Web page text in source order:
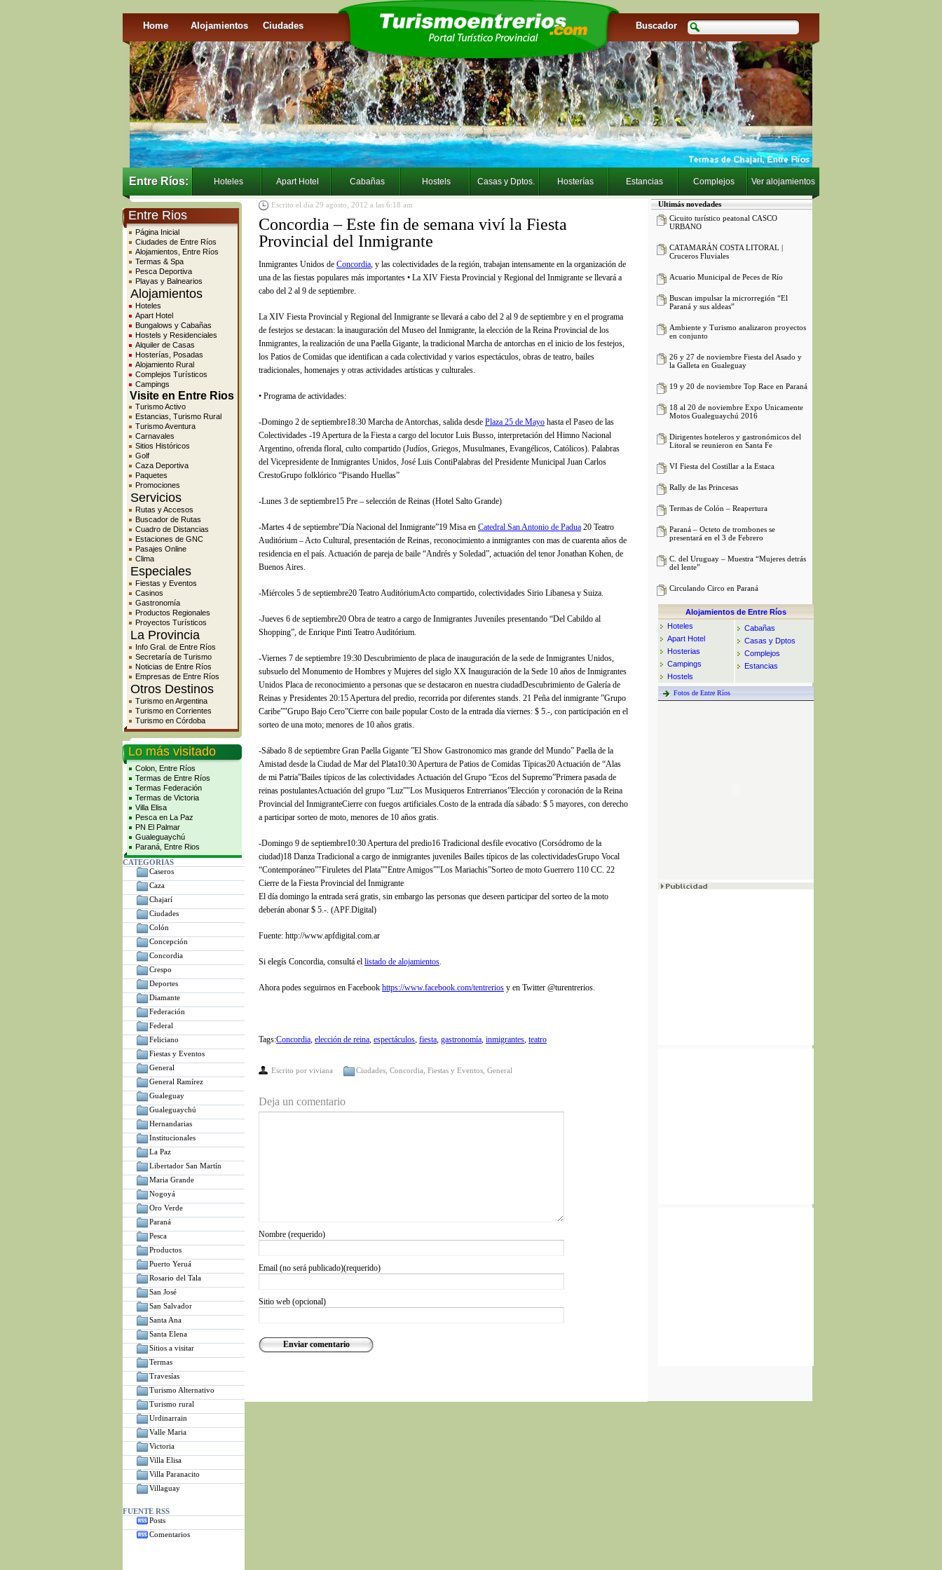
Home Alojamientos Ciudades Buscador
Entre Ríos: Hoteles Apart Hotel Cabañas Hostels Casas y Dptos. Hosterías Estancias Complejos Ver alojamientos
Entre Rios
Página Inicial
Ciudades de Entre Ríos
Alojamientos, Entre Ríos
Termas & Spa
Pesca Deportiva
Playas y Balnearios
Alojamientos
Hoteles
Apart Hotel
Bungalows y Cabañas
Hostels y Residenciales
Alquiler de Casas
Hosterías, Posadas
Alojamiento Rural
Complejos Turísticos
Campings
Visite en Entre Rios
Turismo Activo
Estancias, Turismo Rural
Turismo Aventura
Carnavales
Sitios Históricos
Golf
Caza Deportiva
Paquetes
Promociones
Servicios
Rutas y Accesos
Buscador de Rutas
Cuadro de Distancias
Estaciones de GNC
Pasajes Online
Clima
Especiales
Fiestas y Eventos
Casinos
Gastronomía
Productos Regionales
Proyectos Turísticos
La Provincia
Info Gral. de Entre Ríos
Secretaría de Turismo
Noticias de Entre Ríos
Empresas de Entre Ríos
Otros Destinos
Turismo en Argentina
Turismo en Corrientes
Turismo en Córdoba
Lo más visitado
Colon, Entre Ríos
Termas de Entre Ríos
Termas Federación
Termas de Victoria
Villa Elisa
Pesca en La Paz
PN El Palmar
Gualeguaychú
Paraná, Entre Rios
CATEGORÍAS
Caseros
Caza
Chajarí
Ciudades
Colón
Concepción
Concordia
Crespo
Deportes
Diamante
Federación
Federal
Feliciano
Fiestas y Eventos
General
General Ramírez
Gualeguay
Gualeguaychú
Hernandarias
Institucionales
La Paz
Libertador San Martín
Maria Grande
Nogoyá
Oro Verde
Paraná
Pesca
Productos
Puerto Yeruá
Rosario del Tala
San José
San Salvador
Santa Ana
Santa Elena
Sitios a visitar
Termas
Travesías
Turismo Alternativo
Turismo rural
Urdinarrain
Valle Maria
Victoria
Villa Elisa
Villa Paranacito
Villaguay
FUENTE RSS
Posts
Comentarios
Escrito el día 29 agosto, 2012 a las 6:18 am
Concordia – Este fin de semana viví la Fiesta
Provincial del Inmigrante
Inmigrantes Unidos de Concordia, y las colectividades de la región, trabajan intensamente en la organización de
una de las fiestas populares más importantes • La XIV Fiesta Provincial y Regional del Inmigrante se llevará a
cabo del 2 al 9 de septiembre.
La XIV Fiesta Provincial y Regional del Inmigrante se llevará a cabo del 2 al 9 de septiembre y en el programa
de festejos se destacan: la inauguración del Museo del Inmigrante, la elección de la Reina Provincial de los
Inmigrantes, la realización de una Paella Gigante, la tradicional Marcha de antorchas en el inicio de los festejos,
los Patios de Comidas que identifican a cada colectividad y varios espectáculos, obras de teatro, bailes
tradicionales, homenajes y otras actividades artísticas y culturales.
• Programa de actividades:
-Domingo 2 de septiembre18:30 Marcha de Antorchas, salida desde Plaza 25 de Mayo hasta el Paseo de las
Colectividades -19 Apertura de la Fiesta a cargo del locutor Luis Busso, interpretación del Himno Nacional
Argentino, ofrenda floral, culto compartido (Judíos, Griegos, Musulmanes, Evangélicos, Católicos). Palabras
del Vicepresidente de Inmigrantes Unidos, José Luis ContiPalabras del Presidente Municipal Juan Carlos
CrestoGrupo folklórico “Pisando Huellas”
-Lunes 3 de septiembre15 Pre – selección de Reinas (Hotel Salto Grande)
-Martes 4 de septiembre”Día Nacional del Inmigrante”19 Misa en Catedral San Antonio de Padua 20 Teatro
Auditórium – Acto Cultural, presentación de Reinas, reconocimiento a inmigrantes con mas de cuarenta años de
residencia en el país. Actuación de pareja de baile “Andrés y Soledad”, actuación del tenor Jonathan Kohen, de
Buenos Aires.
-Miércoles 5 de septiembre20 Teatro AuditóriumActo compartido, colectividades Sirio Libanesa y Suiza.
-Jueves 6 de septiembre20 Obra de teatro a cargo de Inmigrantes Juveniles presentando “Del Cabildo al
Shopping”, de Enrique Pinti Teatro Auditórium.
-Viernes 7 de septiembre 19:30 Descubrimiento de placa de inauguración de la sede de Inmigrantes Unidos,
subsuelo del Monumento de Hombres y Mujeres del siglo XX Inauguración de la Sede 10 años de Inmigrantes
Unidos Placa de reconocimiento a personas que se destacaron en nuestra ciudadDescubrimiento de Galería de
Reinas y Presidentes 20:15 Apertura del predio, recorrida por diferentes stands. 21 Peña del inmigrante ”Grupo
Caribe”"Grupo Bajo Cero”Cierre con baile popular Costo de la entrada día viernes: $ 5.-, con participación en el
sorteo de una moto; menores de 10 años gratis.
-Sábado 8 de septiembre Gran Paella Gigante ”El Show Gastronomico mas grande del Mundo” Paella de la
Amistad desde la Ciudad de Mar del Plata10:30 Apertura de Patios de Comidas Típicas20 Actuación de “Alas
de mi Patria”Bailes típicos de las colectividades Actuación del Grupo “Ecos del Supremo”Primera pasada de
reinas postulantesActuación del grupo “Luz”"Los Musiqueros Entrerrianos”Elección y coronación de la Reina
Provincial del InmigranteCierre con fuegos artificiales.Costo de la entrada día sábado: $ 5 mayores, con derecho
a participar sorteo de moto, menores de 10 años gratis.
-Domingo 9 de septiembre10:30 Apertura del predio16 Tradicional desfile evocativo (Corsódromo de la
ciudad)18 Danza Tradicional a cargo de inmigrantes juveniles Bailes típicos de las colectividadesGrupo Vocal
“Contemporáneo”"Firuletes del Plata”"Entre Amigos”"Los Mariachis”Sorteo de moto Guerrero 110 CC. 22
Cierre de la Fiesta Provincial del Inmigrante
El día domingo la entrada será gratis, sin embargo las personas que deseen participar del sorteo de la moto
deberán abonar $ 5.-. (APF.Digital)
Fuente: http://www.apfdigital.com.ar
Si elegís Concordia, consultá el listado de alojamientos.
Ahora podes seguirnos en Facebook https://www.facebook.com/tentrerios y en Twitter @turentrerios.
Tags:Concordia, elección de reina, espectáculos, fiesta, gastronomía, inmigrantes, teatro
Escrito por viviana Ciudades Concordia Fiestas y Eventos General
Deja un comentario
Nombre (requerido)
Email (no será publicado)(requerido)
Sitio web (opcional)
Ultimás novedades
Cicuito turístico peatonal CASCO
URBANO
CATAMARÁN COSTA LITORAL |
Cruceros Fluviales
Acuario Municipal de Peces de Río
Buscan impulsar la microrregión “El
Paraná y sus aldeas”
Ambiente y Turismo analizaron proyectos
en conjunto
26 y 27 de noviembre Fiesta del Asado y
la Galleta en Gualeguay
19 y 20 de noviembre Top Race en Paraná
18 al 20 de noviembre Expo Unicamente
Motos Gualeguaychú 2016
Dirigentes hoteleros y gastronómicos del
Litoral se reunieron en Santa Fe
VI Fiesta del Costillar a la Estaca
Rally de las Princesas
Termas de Colón – Reapertura
Paraná – Octeto de trombones se
presentará en el 3 de Febrero
C. del Uruguay – Muestra “Mujeres detrás
del lente”
Circulando Circo en Paraná
Alojamientos de Entre Ríos
Hoteles
Apart Hotel
Hosterias
Campings
Hostels
Cabañas
Casas y Dptos
Complejos
Estancias
Fotos de Entre Ríos